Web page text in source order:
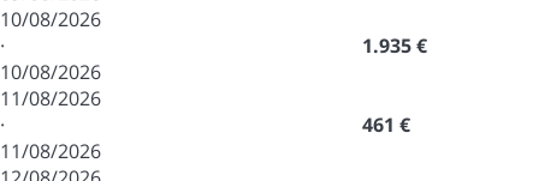
10/08/2026
·
10/08/2026
1.935 €
11/08/2026
·
11/08/2026
461 €